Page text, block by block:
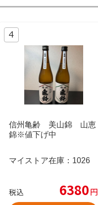
信州亀齢 美山錦 山恵
錦※値下げ中
マイストア在庫： 1026
税込 6380円